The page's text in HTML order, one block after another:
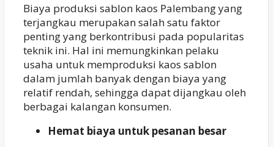
Biaya produksi sablon kaos Palembang yang
terjangkau merupakan salah satu faktor
penting yang berkontribusi pada popularitas
teknik ini. Hal ini memungkinkan pelaku
usaha untuk memproduksi kaos sablon
dalam jumlah banyak dengan biaya yang
relatif rendah, sehingga dapat dijangkau oleh
berbagai kalangan konsumen.
Hemat biaya untuk pesanan besar